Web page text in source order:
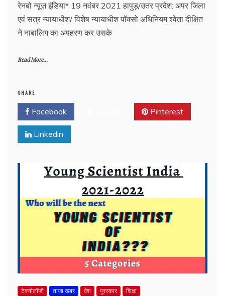
रेनबो न्यूज़ इंडिया* 19 नवंबर 2021 हापुड़/उतर प्रदेश: अपर जिला
एवं सत्र न्यायाधीश/ विशेष न्यायाधीश पॉक्सो अधिनियम श्वेता दीक्षित
ने नाबालिग का अपहरण कर उसके
Read More...
SHARE
Facebook Pinterest
Linkedin
टेक्नोलॉजी ताजा खबर देश पुरस्कार शिक्षा